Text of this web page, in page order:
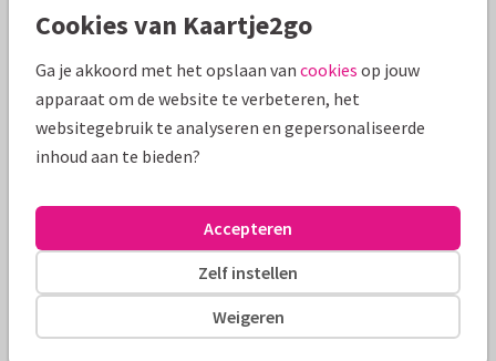
Grappige illustratie in lente kleuren van een spiegelei, een
confetti spikkels.
Alle kaarten zijn helemaal naar wens aan te passen
Formaten en tarieven
10 x 15 cm 15 x 21 cm 21 x 30 cm
Cookies van Kaartje2go
Ga je akkoord met het opslaan van cookies op jouw
apparaat om de website te verbeteren, het
websitegebruik te analyseren en gepersonaliseerde
inhoud aan te bieden?
Weigeren
Zelf instellen
Accepteren